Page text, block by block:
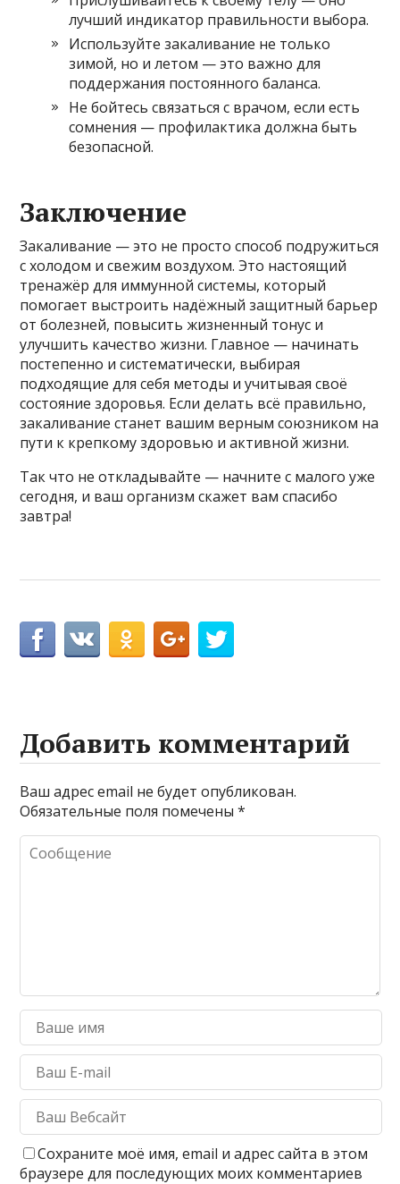
лучший индикатор правильности выбора.
Используйте закаливание не только
зимой, но и летом — это важно для
поддержания постоянного баланса.
Не бойтесь связаться с врачом, если есть
сомнения — профилактика должна быть
безопасной.
Заключение
Закаливание — это не просто способ подружиться
с холодом и свежим воздухом. Это настоящий
тренажёр для иммунной системы, который
помогает выстроить надёжный защитный барьер
от болезней, повысить жизненный тонус и
улучшить качество жизни. Главное — начинать
постепенно и систематически, выбирая
подходящие для себя методы и учитывая своё
состояние здоровья. Если делать всё правильно,
закаливание станет вашим верным союзником на
пути к крепкому здоровью и активной жизни.
Так что не откладывайте — начните с малого уже
сегодня, и ваш организм скажет вам спасибо
завтра!
Добавить комментарий
Ваш адрес email не будет опубликован.
Обязательные поля помечены*
Сохраните моё имя, email и адрес сайта в этом
браузере для последующих моих комментариев